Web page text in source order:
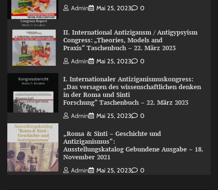
Admin Mai 25, 2023 0
II. International Antizigansm / Antigypsyism
Congress: „Theories, Models and
Praxis“ Taschenbuch – 22. März 2023
Admin Mai 25, 2023 0
I. Internationaler Antiziganismuskongress:
„Das versagen des wissenschaftlichen denken
in der Roma und Sinti
Forschung“ Taschenbuch – 22. März 2023
Admin Mai 25, 2023 0
„Roma & Sinti – Geschichte und
Antiziganismus“:
Ausstellungskatalog Gebundene Ausgabe – 18.
November 2021
Admin Mai 25, 2023 0